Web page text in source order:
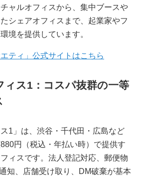
ャルオフィスから、集中ブースや
シェアオフィスまで、起業家やフ
境を提供しています。
ティ」公式サイトはこちら
ィス1：コスパ抜群の一等
ス1」は、渋谷・千代田・広島など
円（税込・年払い時）で提供す
ィスです。法人登記対応、郵便物
知、店舗受け取り、DM破棄が基本